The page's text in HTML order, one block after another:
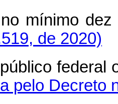
mínimo dez
de 2020)
federal
pelo Decreto